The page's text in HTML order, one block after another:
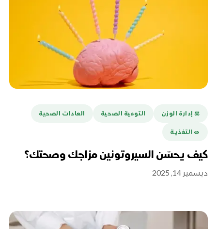
⚖️ إدارة الوزن التوعية الصحية العادات الصحية
🥗 التغذية
كيف يحسّن السيروتونين مزاجك وصحتك؟
ديسمبر 14, 2025